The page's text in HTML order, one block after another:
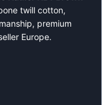
twill cotton,
premium
Europe.